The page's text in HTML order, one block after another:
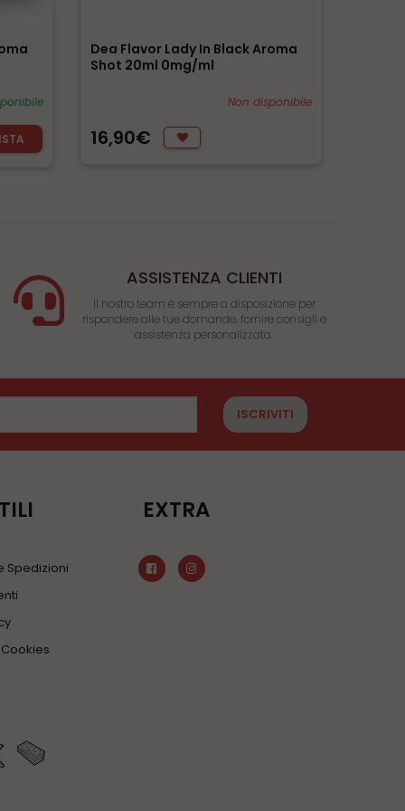
Dea Flavor Lady In Black Aroma
Shot 20ml 0mg/ml
Non disponibile
16,90€
ASSISTENZA CLIENTI
Il nostro team è sempre a disposizione per
rispondere alle tue domande. fornire consigli e
assistenza personalizzata.
ISCRIVITI
Spedizioni
EXTRA